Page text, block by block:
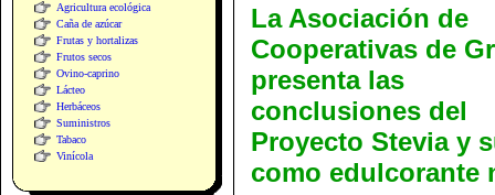
Agricultura ecológica
Caña de azúcar
Frutas y hortalizas
Frutos secos
Ovino-caprino
Lácteo
Herbáceos
Suministros
Tabaco
Vinícola
La Asociación de
Cooperativas de
presenta las
conclusiones del
Proyecto Stevia y
como edulcorante